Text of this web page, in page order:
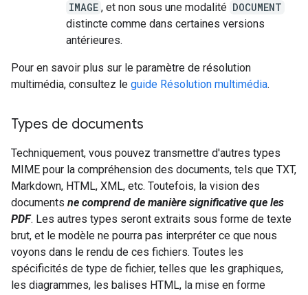
IMAGE , et non sous une modalité DOCUMENT
distincte comme dans certaines versions
antérieures.
Pour en savoir plus sur le paramètre de résolution
multimédia, consultez le guide Résolution multimédia.
Types de documents
Techniquement, vous pouvez transmettre d'autres types
MIME pour la compréhension des documents, tels que TXT,
Markdown, HTML, XML, etc. Toutefois, la vision des
documents ne comprend de manière significative que les
PDF. Les autres types seront extraits sous forme de texte
brut, et le modèle ne pourra pas interpréter ce que nous
voyons dans le rendu de ces fichiers. Toutes les
spécificités de type de fichier, telles que les graphiques,
les diagrammes, les balises HTML, la mise en forme